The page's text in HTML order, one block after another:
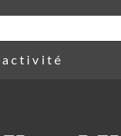
activité